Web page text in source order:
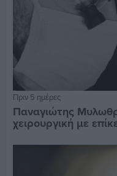
Πριν 5 ημέρες
Παναγιώτης
χειρουργική με